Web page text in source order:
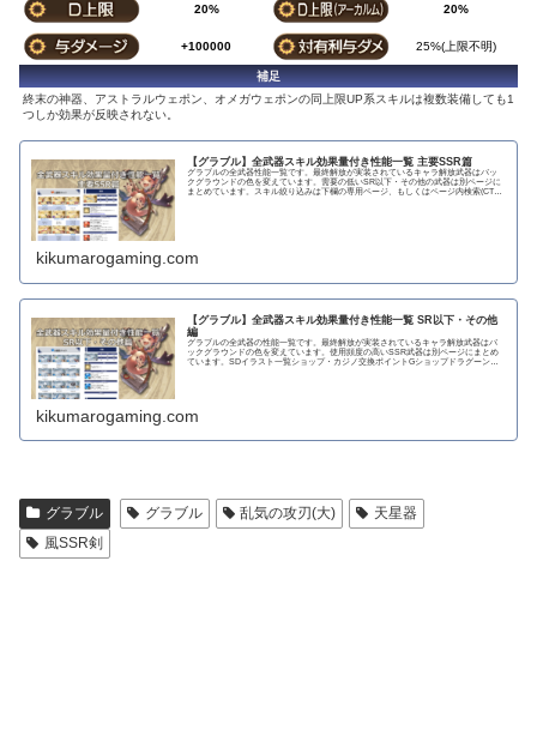
20% 20%
+100000 25%(上限不明)
補足
終末の神器、アストラルウェポン、オメガウェポンの同上限UP系スキルは複数装備しても1
つしか効果が反映されない。
【グラブル】全武器スキル効果量付き性能一覧 主要SSR篇
グラブルの全武器性能一覧です。最終解放が実装されているキャラ解放武器はバッ
クグラウンドの色を変えています。需要の低いSR以下・その他の武器は別ページに
まとめています。スキル絞り込みは下欄の専用ページ、もしくはページ内検索(CTRL
kikumarogaming.com
【グラブル】全武器スキル効果量付き性能一覧 SR以下・その他
編
グラブルの全武器の性能一覧です。最終解放が実装されているキャラ解放武器はバ
ックグラウンドの色を変えています。使用頻度の高いSSR武器は別ページにまとめ
ています。SDイラスト一覧ショップ・カジノ交換ポイントGショップドラグーンラ
kikumarogaming.com
グラブル グラブル 乱気の攻刃(大)
天星器
風SSR剣